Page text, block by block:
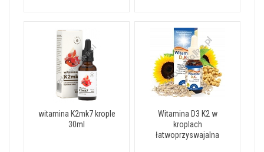
witamina K2mk7 krople
30ml
Witamina D3 K2 w
kroplach
łatwoprzyswajalna